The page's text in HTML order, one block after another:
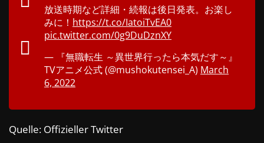
放送時期など詳細・続報は後日発表。お楽し
みに！ https://t.co/IatoiTvEA0
pic.twitter.com/0g9DuDznXY
— 『無職転生 ～異世界行ったら本気だす～』
TVアニメ公式 (@mushokutensei_A) March
6, 2022
Quelle: Offizieller Twitter